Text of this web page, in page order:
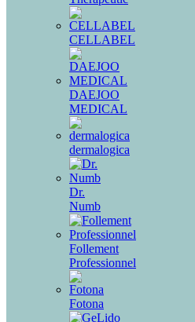
CELLABEL
DAEJOO
MEDICAL
dermalogica
Dr.
Numb
Follement
Professionnel
Fotona